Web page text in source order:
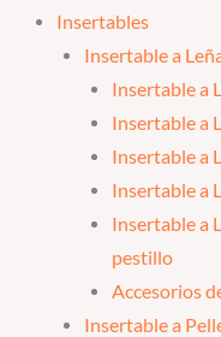
Insertables
Insertable a
Insertable a
Insertable a
Insertable a
Insertable a
Insertable a
pestillo
Accesorios
Insertable a